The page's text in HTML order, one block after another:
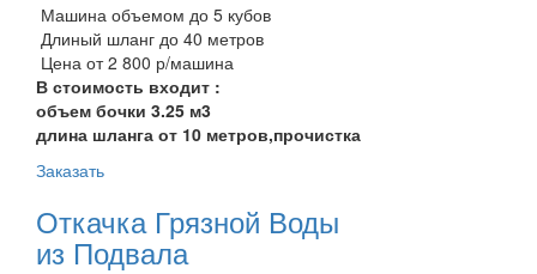
Машина объемом до 5 кубов
Длиный шланг до 40 метров
Цена от 2 800 р/машина
В стоимость входит :
объем бочки 3.25 м3
длина шланга от 10 метров,прочистка
Заказать
Откачка Грязной Воды
из Подвала